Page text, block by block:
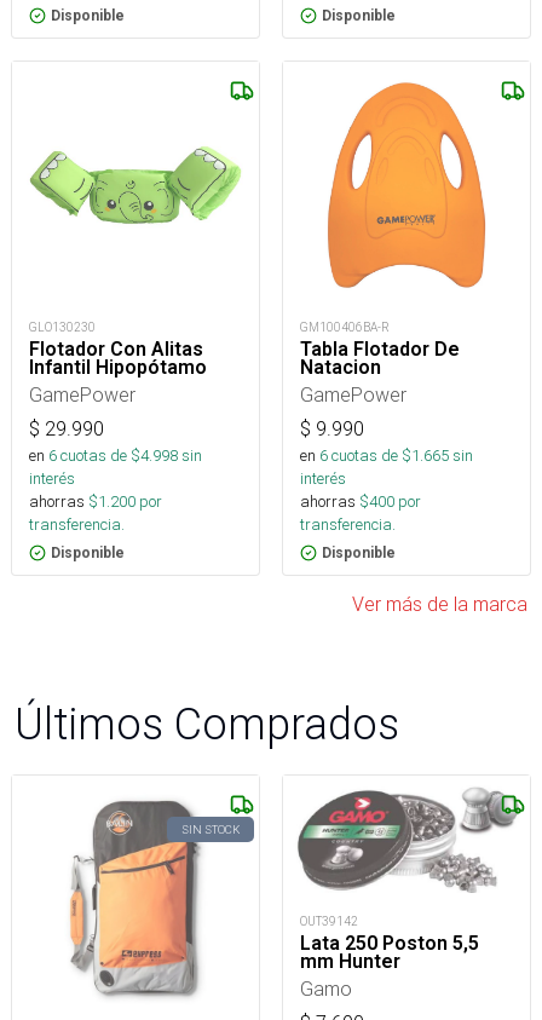
Disponible Disponible
GLO130230
Flotador Con Alitas
Infantil Hipopótamo
GamePower
$ 29.990
en 6cuotas de $4.998sin
interés
ahorras $1.200 por
transferencia.
Disponible
GM100406BA-R
Tabla Flotador De
Natacion
GamePower
$ 9.990
en 6cuotas de $1.665sin
interés
ahorras $400 por
transferencia.
Disponible
Ver más de la marca
Últimos Comprados
SIN STOCK
OUT39142
Lata 250 Poston 5,5
mm Hunter
Gamo